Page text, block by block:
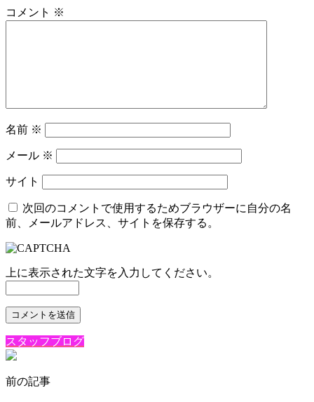
コメント ※
名前 ※
メール ※
サイト
次回のコメントで使用するためブラウザーに自分の名
前、メールアドレス、サイトを保存する。
上に表示された文字を入力してください。
スタッフブログ
前の記事